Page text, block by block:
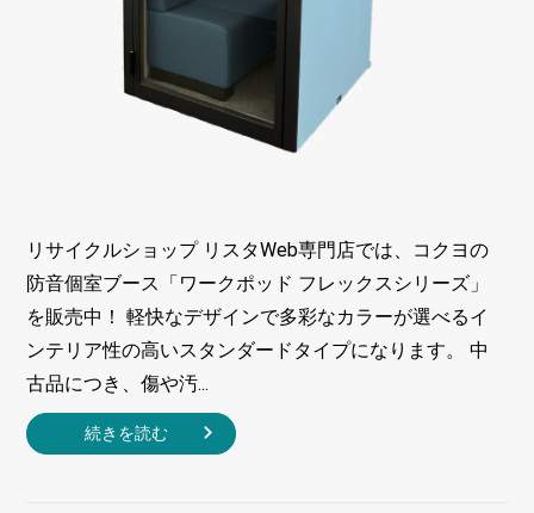
リサイクルショップ リスタWeb専門店では、コクヨの
防音個室ブース「ワークポッド フレックスシリーズ」
を販売中！ 軽快なデザインで多彩なカラーが選べるイ
ンテリア性の高いスタンダードタイプになります。 中
古品につき、傷や汚...
続きを読む